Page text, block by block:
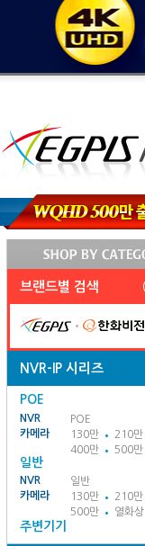
브랜드별 검색
NVR-IP 시리즈
POE
NVR
POE
카메라
130만 210만
400만
500만
일반
NVR
일반
카메라
130만 210만
500만
열화상
주변기기